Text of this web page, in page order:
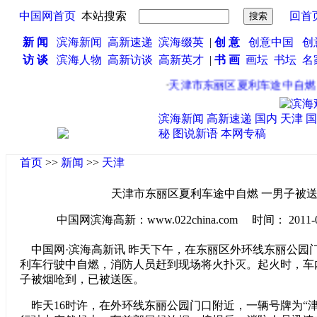
中国网首页 本站搜索 回首
新 闻 滨海新闻 高新速递 滨海缀英| 创 意 创意中国
创
访 谈
滨海人物 高新访谈 高新英才 | 书 画 画坛 书坛 名
天津市东丽区夏利车途中自燃
滨海新闻 高新速递 国内 天津
秘 图说新语 本网专稿
首页 >> 新闻 >> 天津
天津市东丽区夏利车途中自燃 一男子被
中国网滨海高新：www.022china.com 时间： 2011-
中国网·滨海高新讯 昨天下午，在东丽区外环线东丽公园
利车行驶中自燃，消防人员赶到现场将火扑灭。起火时，
子被烟呛到，已被送医。
昨天16时许，在外环线东丽公园门口附近，一辆号牌为“